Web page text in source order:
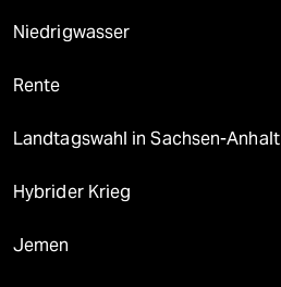
Niedrigwasser
Rente
Landtagswahl in Sachsen-Anhalt
Hybrider Krieg
Jemen